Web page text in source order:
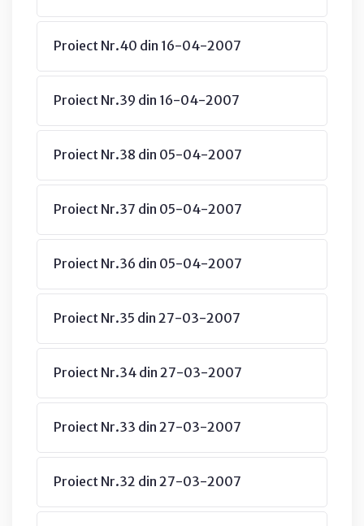
Proiect Nr.40 din 16-04-2007
Proiect Nr.39 din 16-04-2007
Proiect Nr.38 din 05-04-2007
Proiect Nr.37 din 05-04-2007
Proiect Nr.36 din 05-04-2007
Proiect Nr.35 din 27-03-2007
Proiect Nr.34 din 27-03-2007
Proiect Nr.33 din 27-03-2007
Proiect Nr.32 din 27-03-2007